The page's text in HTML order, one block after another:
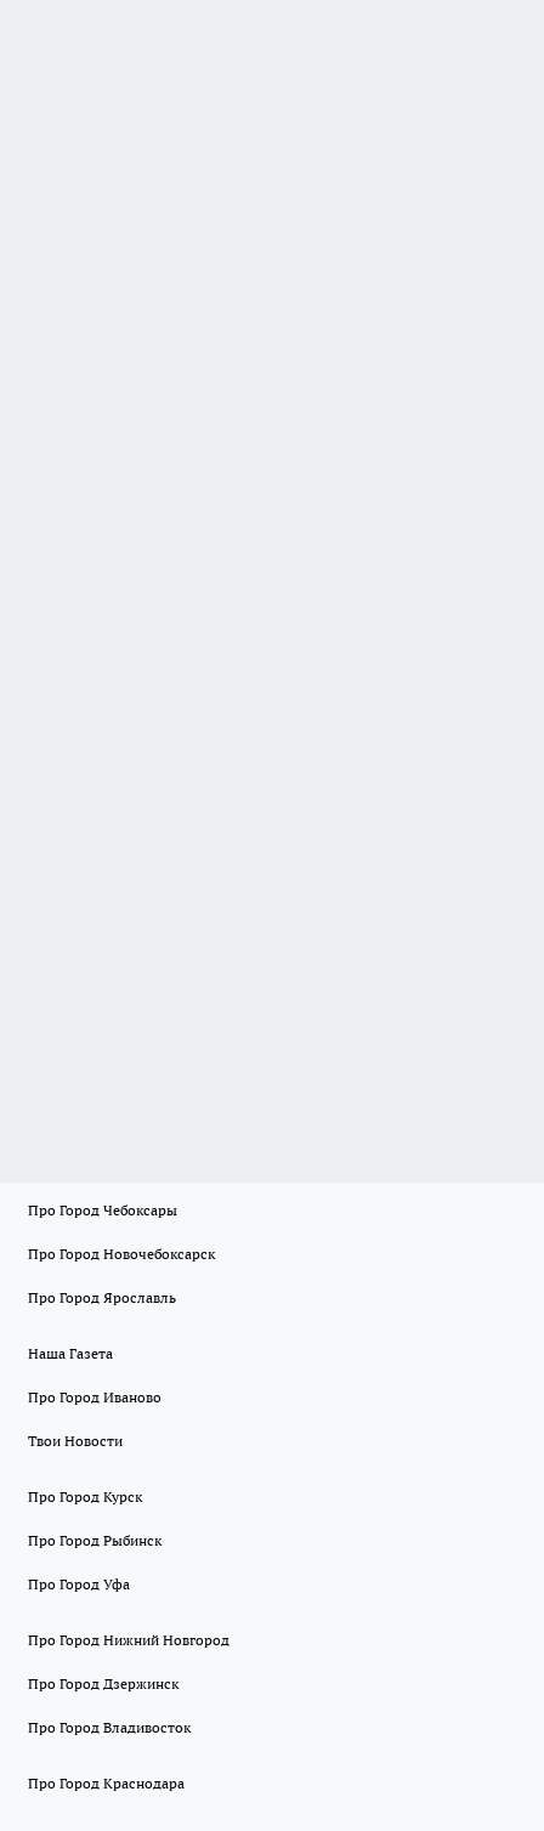
Про Город Чебоксары
Про Город Новочебоксарск
Про Город Ярославль
Наша Газета
Про Город Иваново
Твои Новости
Про Город Курск
Про Город Рыбинск
Про Город Уфа
Про Город Нижний Новгород
Про Город Дзержинск
Про Город Владивосток
Про Город Краснодара